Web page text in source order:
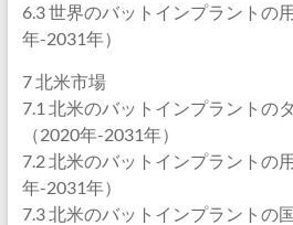
6.3 世界のバットインプラントの
年-2031年）
7 北米市場
7.1 北米のバットインプラントの
（2020年-2031年）
7.2 北米のバットインプラントの
年-2031年）
7.3 北米のバットインプラントの